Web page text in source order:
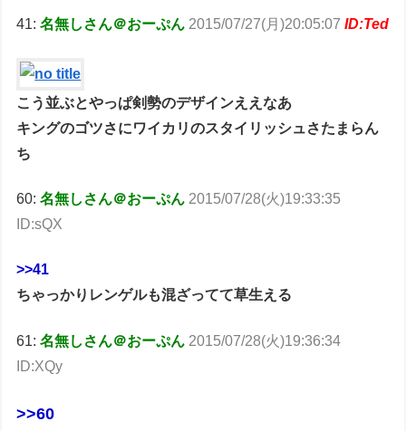
41:名無しさん＠おーぷん 2015/07/27(月)20:05:07ID:Ted
こう並ぶとやっぱ剣勢のデザインええなあ
キングのゴツさにワイカリのスタイリッシュさたまらん
ち
60:名無しさん＠おーぷん 2015/07/28(火)19:33:35
ID:sQX
>>41
ちゃっかりレンゲルも混ざってて草生える
61:名無しさん＠おーぷん 2015/07/28(火)19:36:34
ID:XQy
>>60